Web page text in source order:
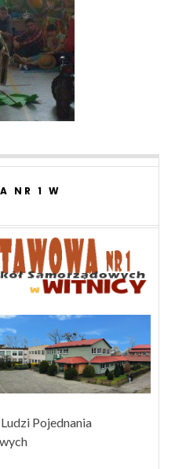
NR 1 W
Pojednania